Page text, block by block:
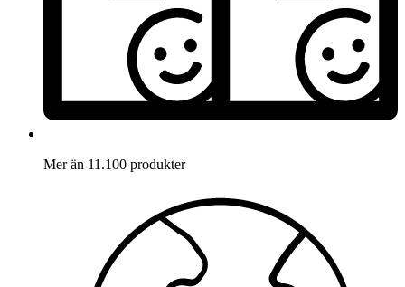
Mer än 11.100 produkter